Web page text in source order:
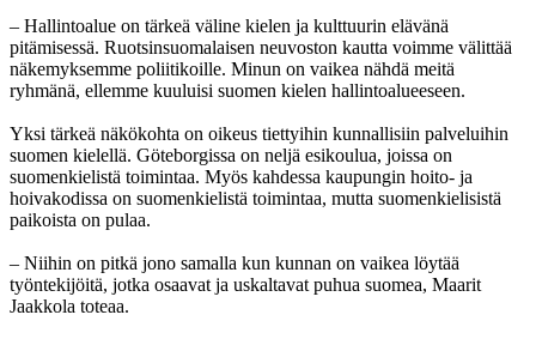
– Hallintoalue on tärkeä väline kielen ja kulttuurin elävänä
pitämisessä. Ruotsinsuomalaisen neuvoston kautta voimme välittää
näkemyksemme poliitikoille. Minun on vaikea nähdä meitä
ryhmänä, ellemme kuuluisi suomen kielen hallintoalueeseen.
Yksi tärkeä näkökohta on oikeus tiettyihin kunnallisiin palveluihin
suomen kielellä. Göteborgissa on neljä esikoulua, joissa on
suomenkielistä toimintaa. Myös kahdessa kaupungin hoito- ja
hoivakodissa on suomenkielistä toimintaa, mutta suomenkielisistä
paikoista on pulaa.
– Niihin on pitkä jono samalla kun kunnan on vaikea löytää
työntekijöitä, jotka osaavat ja uskaltavat puhua suomea, Maarit
Jaakkola toteaa.